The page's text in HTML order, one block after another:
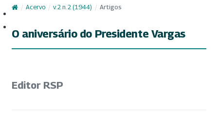
CONTEÚDO
/ Acervo / v. 2 n. 2 (1944) / Artigos
O aniversário do Presidente Vargas
Editor RSP